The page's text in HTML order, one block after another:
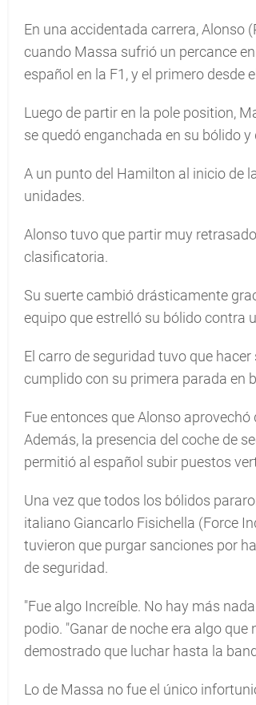
En una accidentada carrera, Alonso
cuando Massa sufrió un percance
español en la F1, y el primero desde
Luego de partir en la pole position,
se quedó enganchada en su bólido
A un punto del Hamilton al inicio de
unidades.
Alonso tuvo que partir muy
clasificatoria.
Su suerte cambió drásticamente
equipo que estrelló su bólido contra
El carro de seguridad tuvo que
cumplido con su primera parada en
Fue entonces que Alonso
Además, la presencia del coche de
permitió al español subir puestos
Una vez que todos los bólidos
italiano Giancarlo Fisichella (Force
tuvieron que purgar sanciones por
de seguridad.
"Fue algo Increíble. No hay más
podio. "Ganar de noche era algo
demostrado que luchar hasta la
Lo de Massa no fue el único